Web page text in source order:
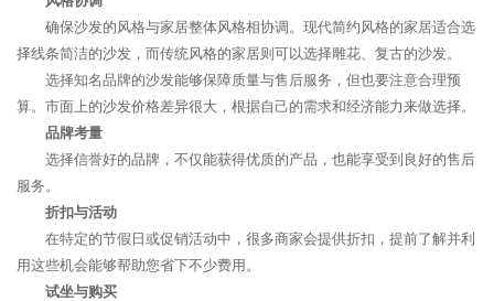
确保沙发的风格与家居整体风格相协调。现代简约风格的家居适合选
择线条简洁的沙发，而传统风格的家居则可以选择雕花、复古的沙发。
选择知名品牌的沙发能够保障质量与售后服务，但也要注意合理预
算。市面上的沙发价格差异很大，根据自己的需求和经济能力来做选择。
品牌考量
选择信誉好的品牌，不仅能获得优质的产品，也能享受到良好的售后
服务。
折扣与活动
在特定的节假日或促销活动中，很多商家会提供折扣，提前了解并利
用这些机会能够帮助您省下不少费用。
试坐与购买